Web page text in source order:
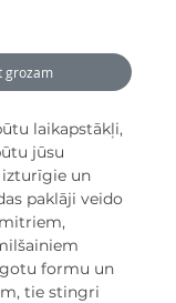
grozam
laikapstākļi,
jūsu
izturīgie un
paklāji veido
formu un
tie stingri